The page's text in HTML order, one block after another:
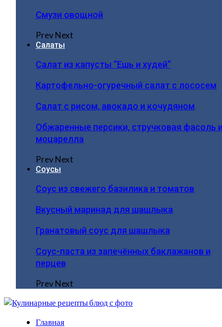
Смузи овощной
PrevNext
Салаты
Салат из капусты “Ешь и худей”
Картофельно-огуречный салат с лососем
Салат с рисом, авокадо и кочудяном
Обжаренные персики, стручковая фасоль
моцарелла
PrevNext
Соусы
Соус из свежего базилика и томатов
Вкусный маринад для шашлыка
Гранатовый соус для шашлыка
Соус-паста из запечённых баклажанов и
перцев
PrevNext
Главная